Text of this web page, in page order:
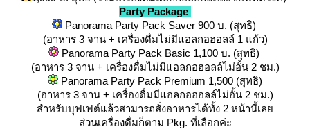
Party Package
Panorama Party Pack Saver 900 บ. (สุทธิ)​
(อาหาร 3 จาน + เครื่องดื่มไม่มีแอลกอฮอลล์ 1 แก้ว)
Panorama Party Pack Basic 1,100 บ. (สุทธิ)​
(อาหาร 3 จาน + เครื่องดื่มไม่มีแอลกอฮอลล์ไม่อั้น 2 ชม.)
Panorama Party Pack Premium 1,500 (สุทธิ)
(อาหาร 3 จาน + เครื่องดื่มมีแอลกอฮอลล์ไม่อั้น 2 ชม.)
สำหรับบุฟเฟต์แล้วสามารถสั่งอาหารได้ทั้ง 2 หน้านี้เล
ส่วนเครื่องดื่มก็ตาม Pkg. ที่เลือกค่ะ